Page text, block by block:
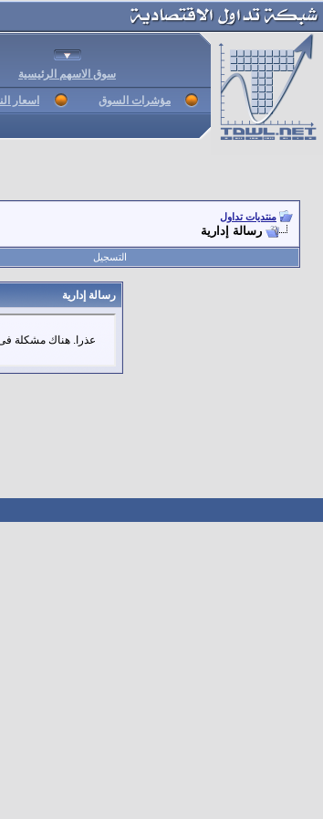
سوق الاسهم الرئيسية
مؤشرات السوق اسعار
منتديات تداول
رسالة إدارية
التسجيل
رسالة إدارية
عذرا. هناك مشكلة فى